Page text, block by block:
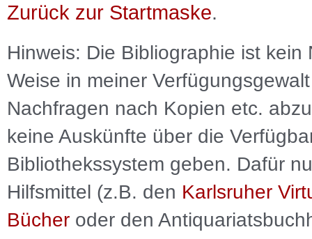
Zurück zur Startmaske.
Hinweis: Die Bibliographie ist kein
Weise in meiner
Nachfragen nach Kopien etc.
keine Auskünfte über die
Bibliothekssystem geben. Dafür
Hilfsmittel (z.B. den Karlsruher
Bücher oder den